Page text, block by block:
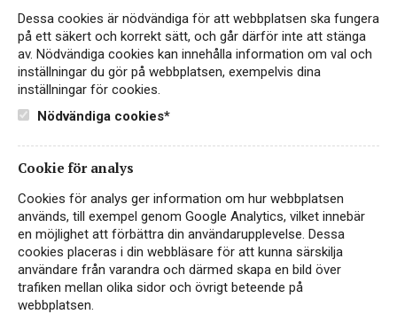
Côtes-du-Rhône Reserve
Rosé
FRANKRIKE, CÔTES-DU-RHÔNE
99 kr
NY DESIGN
Dessa cookies är nödvändiga för att webbplatsen ska fungera
på ett säkert och korrekt sätt, och går därför inte att stänga
av. Nödvändiga cookies kan innehålla information om val och
inställningar du gör på webbplatsen, exempelvis dina
inställningar för cookies.
Nödvändiga cookies*
Cookie för analys
Cookies för analys ger information om hur webbplatsen
används, till exempel genom Google Analytics, vilket innebär
en möjlighet att förbättra din användarupplevelse. Dessa
cookies placeras i din webbläsare för att kunna särskilja
användare från varandra och därmed skapa en bild över
trafiken mellan olika sidor och övrigt beteende på
webbplatsen.